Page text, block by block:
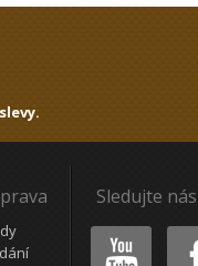
Sledujte nás
Youtube